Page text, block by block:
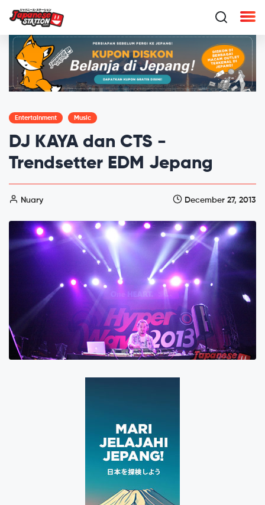
Entertainment Music
DJ KAYA dan CTS -
Trendsetter EDM Jepang
Nuary December 27, 2013